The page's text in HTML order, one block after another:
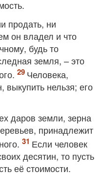
продать, ни
он владел и что
будь то
земля, – это
Человека,
нельзя; его
даров земли, зерна
принадлежит
Если человек
десятин, то пусть
её стоимости.